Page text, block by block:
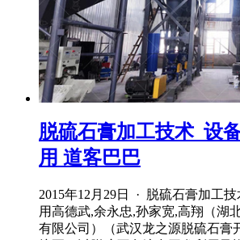
脱硫石膏加工技术_设
用 道客巴巴
2015年12月29日 · 脱硫石膏加工
用高德武,余永忠,孙家宽,高翔（湖
有限公司）（武汉龙之源脱硫石膏